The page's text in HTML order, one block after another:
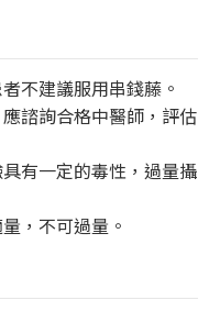
不建議服用串錢藤。
諮詢合格中醫師，評估
有一定的毒性，過量攝
，不可過量。